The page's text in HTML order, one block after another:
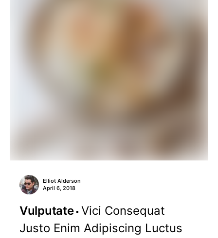
Elliot Alderson
April 6, 2018
Vulputate Vici Consequat
Justo Enim Adipiscing Luctus